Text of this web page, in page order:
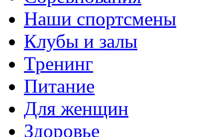
Наши спортсмены
Клубы и залы
Тренинг
Питание
Для женщин
Здоровье